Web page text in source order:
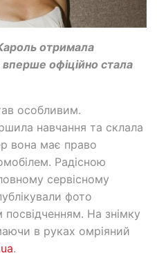
отримала
вперше офіційно стала
особливим.
навчання та склала
вона має право
Радісною
сервісному
фото
На знімку
в руках омріяний
.